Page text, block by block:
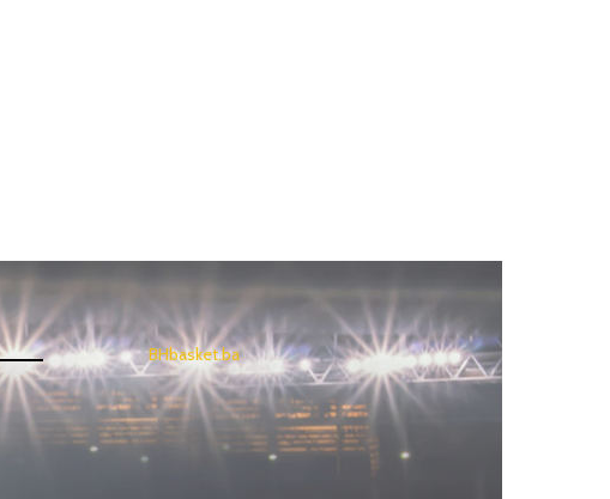
BHbasket.ba